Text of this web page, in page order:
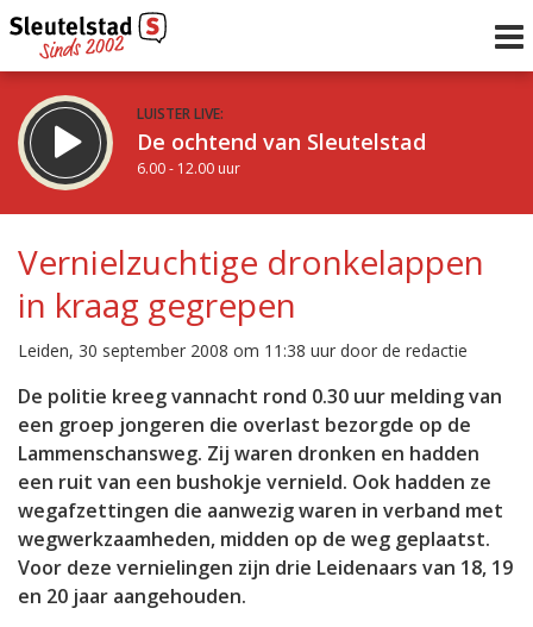
LUISTER LIVE:
De ochtend van Sleutelstad
6.00 - 12.00 uur
De middag van Sleutelstad
12.00 - 18.00 uur
Vorig uur
uur 1 van 0
Inklappen
Vernielzuchtige dronkelappen
in kraag gegrepen
Leiden, 30 september 2008 om 11:38 uur door de redactie
De politie kreeg vannacht rond 0.30 uur melding van
een groep jongeren die overlast bezorgde op de
Lammenschansweg. Zij waren dronken en hadden
een ruit van een bushokje vernield. Ook hadden ze
wegafzettingen die aanwezig waren in verband met
wegwerkzaamheden, midden op de weg geplaatst.
Voor deze vernielingen zijn drie Leidenaars van 18, 19
en 20 jaar aangehouden.